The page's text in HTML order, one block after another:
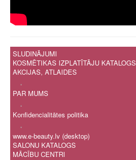
SLUDINĀJUMI
KOSMĒTIKAS IZPLATĪTĀJU KATALOGS
AKCIJAS, ATLAIDES
.
PAR MUMS
.
Konfidencialitātes politika
.
www.e-beauty.lv (desktop)
SALONU KATALOGS
MĀCĪBU CENTRI